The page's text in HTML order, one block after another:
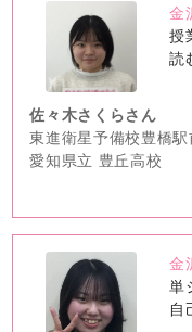
no
image
金
授
読
佐々木さくらさん
東進衛星予備校豊橋駅
愛知県立 豊丘高校
no
image
金
単
自